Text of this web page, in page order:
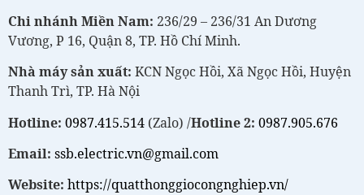
Chi nhánh Miền Nam: 236/29 – 236/31 An Dương
Vương, P 16, Quận 8, TP. Hồ Chí Minh.
Nhà máy sản xuất: KCN Ngọc Hồi, Xã Ngọc Hồi, Huyện
Thanh Trì, TP. Hà Nội
Hotline: 0987.415.514 (Zalo) /Hotline 2: 0987.905.676
Email: ssb.electric.vn@gmail.com
Website: https://quatthonggiocongnghiep.vn/